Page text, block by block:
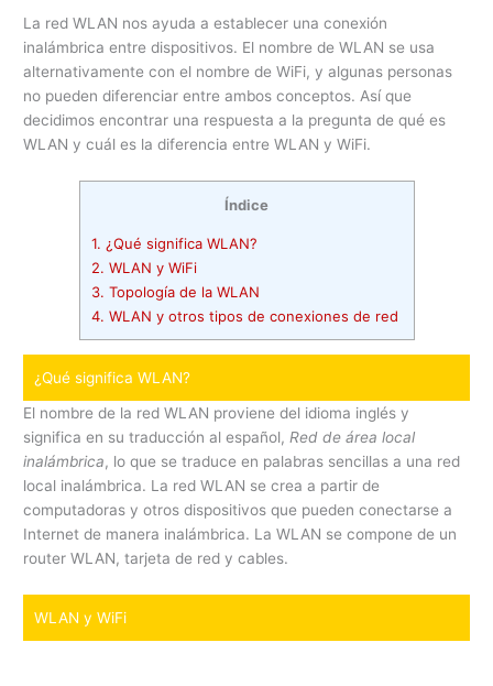
La red WLAN nos ayuda a establecer una conexión
inalámbrica entre dispositivos. El nombre de WLAN se usa
alternativamente con el nombre de WiFi, y algunas personas
no pueden diferenciar entre ambos conceptos. Así que
decidimos encontrar una respuesta a la pregunta de qué es
WLAN y cuál es la diferencia entre WLAN y WiFi.
Índice
1. ¿Qué significa WLAN?
2. WLAN y WiFi
3. Topología de la WLAN
4. WLAN y otros tipos de conexiones de red
¿Qué significa WLAN?
El nombre de la red WLAN proviene del idioma inglés y
significa en su traducción al español, Red de área local
inalámbrica, lo que se traduce en palabras sencillas a una red
local inalámbrica. La red WLAN se crea a partir de
computadoras y otros dispositivos que pueden conectarse a
Internet de manera inalámbrica. La WLAN se compone de un
router WLAN, tarjeta de red y cables.
WLAN y WiFi